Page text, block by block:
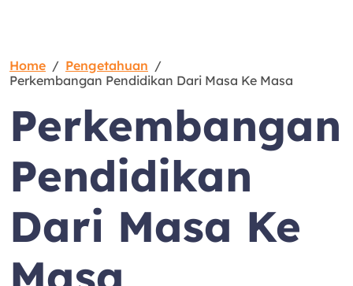
Home
Pengetahuan
Perkembangan Pendidikan Dari Masa Ke Masa
Perkembangan
Pendidikan
Dari Masa Ke